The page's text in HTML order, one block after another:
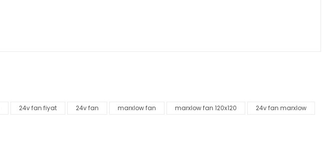
24v fan fiyat 24v fan marxlow fan marxlow fan 120x120
24v fan marxlow